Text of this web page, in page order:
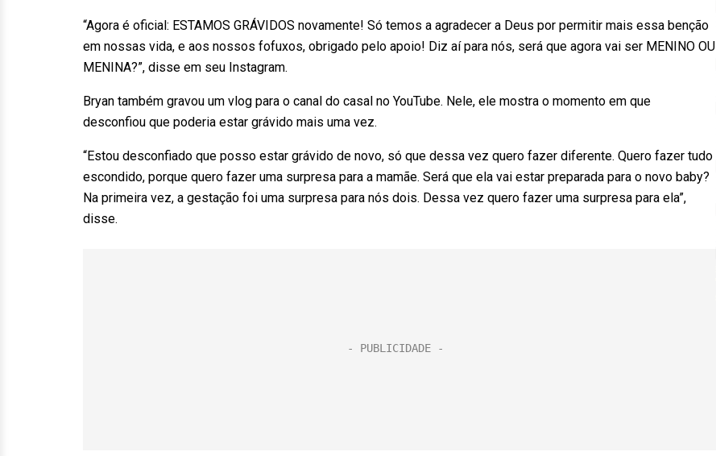
“Agora é oficial: ESTAMOS GRÁVIDOS novamente! Só temos a agradecer a Deus por permitir mais essa benção
em nossas vida, e aos nossos fofuxos, obrigado pelo apoio! Diz aí para nós, será que agora vai ser MENINO OU
MENINA?”, disse em seu Instagram.
Bryan também gravou um vlog para o canal do casal no YouTube. Nele, ele mostra o momento em que
desconfiou que poderia estar grávido mais uma vez.
“Estou desconfiado que posso estar grávido de novo, só que dessa vez quero fazer diferente. Quero fazer tudo
escondido, porque quero fazer uma surpresa para a mamãe. Será que ela vai estar preparada para o novo baby?
Na primeira vez, a gestação foi uma surpresa para nós dois. Dessa vez quero fazer uma surpresa para ela”,
disse.